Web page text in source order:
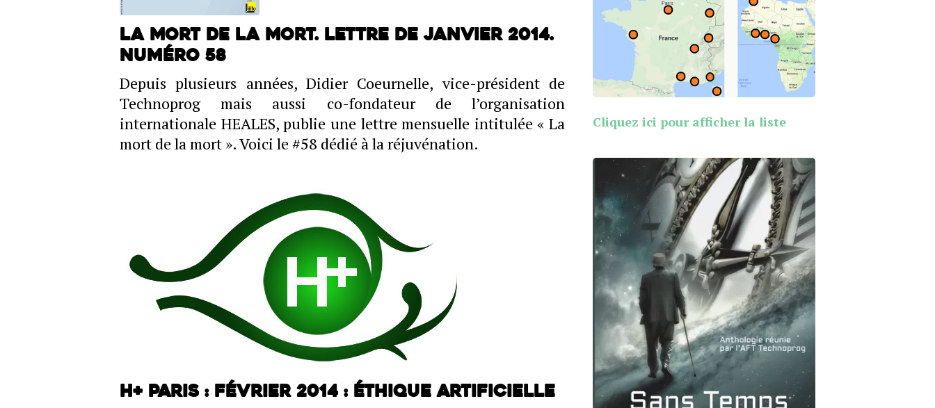
La mort de la mort. Lettre de janvier 2014.
Numéro 58
Depuis plusieurs années, Didier Coeurnelle, vice-président de
Technoprog mais aussi co-fondateur de l’organisation
internationale HEALES, publie une lettre mensuelle intitulée « La
mort de la mort ». Voici le #58 dédié à la réjuvénation.
H+ Paris : février 2014 : Éthique artificielle
Cliquez ici pour afficher la liste